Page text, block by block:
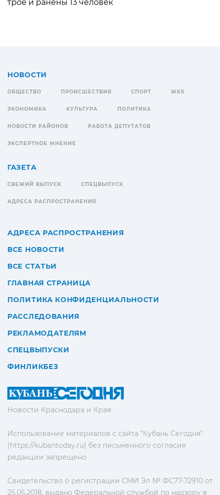
трое и ранены 13 человек
Новости Краснодара и Края
Использование материалов с сайта "Кубань Сегодня"
(https://kubantoday.ru) без письменного согласия
редакции запрещено
Свидетельство о регистрации СМИ Эл № ФС77-72910 от
25.05.2018, выдано Федеральной службой по надзору в
НОВОСТИ
ОБЩЕСТВО ПРОИСШЕСТВИЯ СПОРТ ЖКХ
ЭКОНОМИКА КУЛЬТУРА ПОЛИТИКА
НОВОСТИ РАЙОНОВ РАБОТА ДЕПУТАТОВ
ЭКСПЕРТНОЕ МНЕНИЕ
ГАЗЕТА
СВЕЖИЙ ВЫПУСК СПЕЦВЫПУСК
АДРЕСА РАСПРОСТРАНЕНИЯ
АДРЕСА РАСПРОСТРАНЕНИЯ
ВСЕ НОВОСТИ
ВСЕ СТАТЬИ
ГЛАВНАЯ СТРАНИЦА
ПОЛИТИКА КОНФИДЕНЦИАЛЬНОСТИ
РАССЛЕДОВАНИЯ
РЕКЛАМОДАТЕЛЯМ
СПЕЦВЫПУСКИ
ФИНЛИКБЕЗ